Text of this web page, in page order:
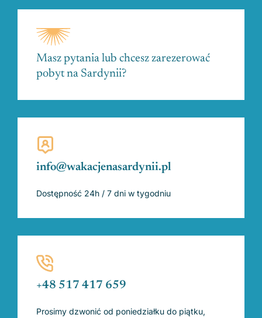
Masz pytania lub chcesz zarezerować
pobyt na Sardynii?
info@wakacjenasardynii.pl
Dostępność 24h / 7 dni w tygodniu
+48 517 417 659
Prosimy dzwonić od poniedziałku do piątku,